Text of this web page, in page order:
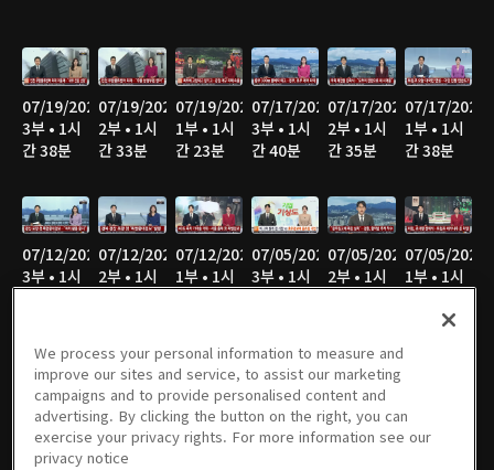
07/19/2026
3부 • 1시
간 38분
07/19/2026
2부 • 1시
간 33분
07/19/2026
1부 • 1시
간 23분
07/17/2026
3부 • 1시
간 40분
07/17/2026
2부 • 1시
간 35분
07/17/2026
1부 • 1시
간 38분
07/12/2026
3부 • 1시
07/12/2026
2부 • 1시
07/12/2026
1부 • 1시
07/05/2026
3부 • 1시
07/05/2026
2부 • 1시
07/05/2026
1부 • 1시
06/28/2026
3부 • 1시
간 46분
06/28/2026
2부 • 1시
간 37분
06/28/2026
1부 • 1시
간 23분
06/21/2026
3부 • 1시
간 45분
06/21/2026
2부 • 1시
간 34분
1부 • 1시
간 22분
We process your personal information to measure and
improve our sites and service, to assist our marketing
campaigns and to provide personalised content and
advertising. By clicking the button on the right, you can
exercise your privacy rights. For more information see our
privacy notice